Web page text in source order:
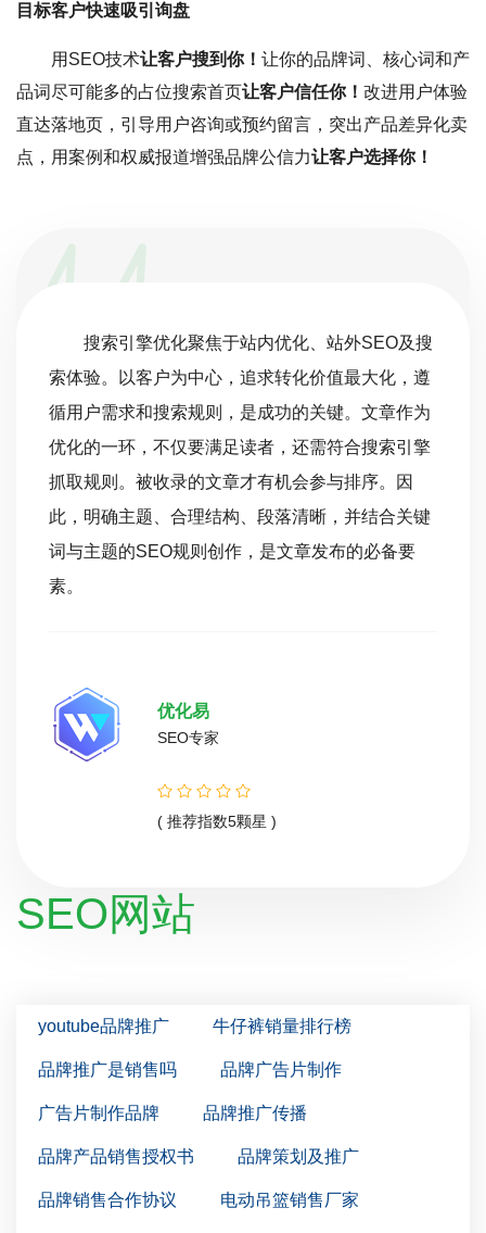
目标客户快速吸引询盘
用SEO技术让客户搜到你！ 让你的品牌词、核心词和产
品词尽可能多的占位搜索首页让客户信任你！ 改进用户体验
直达落地页，引导用户咨询或预约留言，突出产品差异化卖
点，用案例和权威报道增强品牌公信力让客户选择你！
搜索引擎优化聚焦于站内优化、站外SEO及搜
索体验。以客户为中心，追求转化价值最大化，遵
循用户需求和搜索规则，是成功的关键。文章作为
优化的一环，不仅要满足读者，还需符合搜索引擎
抓取规则。被收录的文章才有机会参与排序。因
此，明确主题、合理结构、段落清晰，并结合关键
词与主题的SEO规则创作，是文章发布的必备要
素。
优化易
SEO专家
( 推荐指数5颗星 )
SEO网站
youtube品牌推广 牛仔裤销量排行榜
品牌推广是销售吗 品牌广告片制作
广告片制作品牌 品牌推广传播
品牌产品销售授权书 品牌策划及推广
品牌销售合作协议 电动吊篮销售厂家